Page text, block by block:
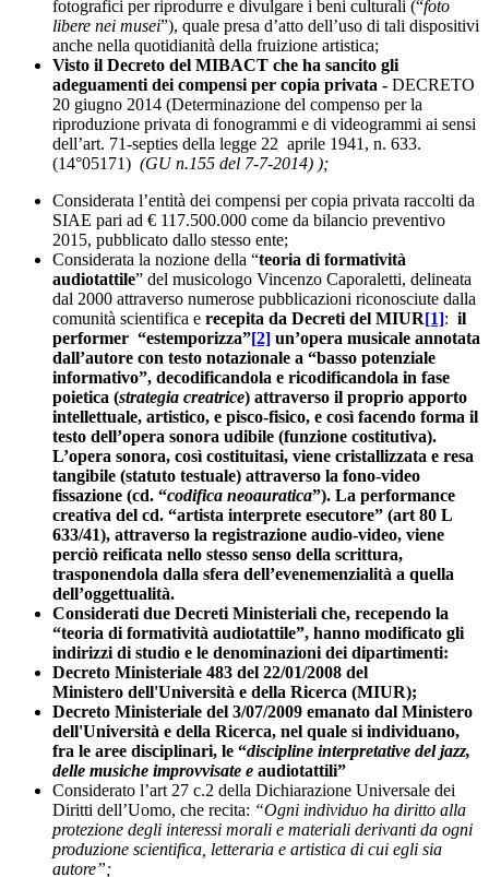
fotografici per riprodurre e divulgare i beni culturali (“foto
libere nei musei”), quale presa d’atto dell’uso di tali dispositivi
anche nella quotidianità della fruizione artistica;
Visto il Decreto del MIBACT che ha sancito gli
adeguamenti dei compensi per copia privata - DECRETO
20 giugno 2014 (Determinazione del compenso per la
riproduzione privata di fonogrammi e di videogrammi ai sensi
dell’art. 71-septies della legge 22 aprile 1941, n. 633.
(14°05171) (GU n.155 del 7-7-2014) );
Considerata l’entità dei compensi per copia privata raccolti da
SIAE pari ad € 117.500.000 come da bilancio preventivo
2015, pubblicato dallo stesso ente;
Considerata la nozione della “teoria di formatività
audiotattile” del musicologo Vincenzo Caporaletti, delineata
dal 2000 attraverso numerose pubblicazioni riconosciute dalla
comunità scientifica e recepita da Decreti del MIUR[1]: il
performer “estemporizza”[2] un’opera musicale annotata
dall’autore con testo notazionale a “basso potenziale
informativo”, decodificandola e ricodificandola in fase
poietica (strategia creatrice) attraverso il proprio apporto
intellettuale, artistico, e pisco-fisico, e così facendo forma il
testo dell’opera sonora udibile (funzione costitutiva).
L’opera sonora, così costituitasi, viene cristallizzata e resa
tangibile (statuto testuale) attraverso la fono-video
fissazione (cd. “codifica neoauratica”). La performance
creativa del cd. “artista interprete esecutore” (art 80 L
633/41), attraverso la registrazione audio-video, viene
perciò reificata nello stesso senso della scrittura,
trasponendola dalla sfera dell’evenemenzialità a quella
dell’oggettualità.
Considerati due Decreti Ministeriali che, recependo la
“teoria di formatività audiotattile”, hanno modificato gli
indirizzi di studio e le denominazioni dei dipartimenti:
Decreto Ministeriale 483 del 22/01/2008 del
Ministero dell'Università e della Ricerca (MIUR);
Decreto Ministeriale del 3/07/2009 emanato dal Ministero
dell'Università e della Ricerca, nel quale si individuano,
fra le aree disciplinari, le “discipline interpretative del jazz,
delle musiche improvvisate e audiotattili”
Considerato l’art 27 c.2 della Dichiarazione Universale dei
Diritti dell’Uomo, che recita: “Ogni individuo ha diritto alla
protezione degli interessi morali e materiali derivanti da ogni
produzione scientifica, letteraria e artistica di cui egli sia
autore”;